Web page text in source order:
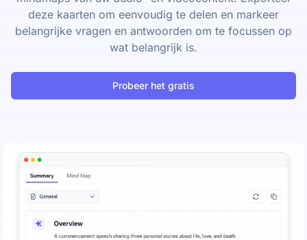
deze kaarten om eenvoudig te delen en markeer
belangrijke vragen en antwoorden om te focussen op
wat belangrijk is.
Probeer het gratis